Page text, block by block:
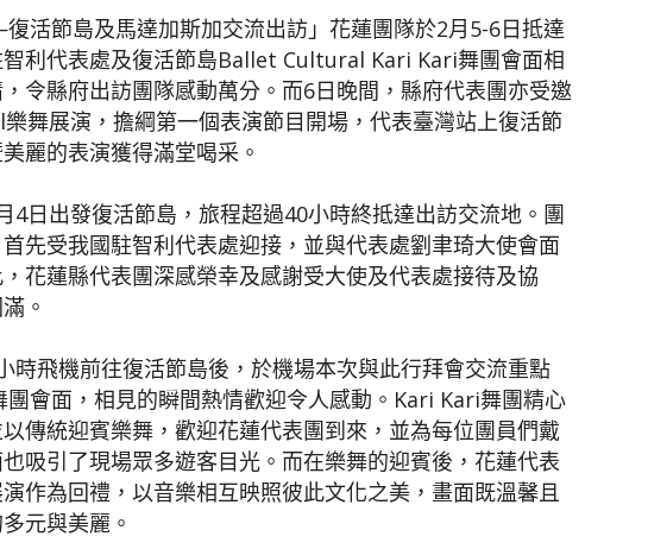
網
復活節島及馬達加斯加交流出訪」花蓮團隊於2月5-6日抵達
利代表處及復活節島Ballet Cultural Kari Kari舞團會面相
令縣府出訪團隊感動萬分。而6日晚間，縣府代表團亦受邀
舞展演，擔綱第一個表演節目開場，代表臺灣站上復活節
麗的表演獲得滿堂喝采。
4日出發復活節島，旅程超過40小時終抵達出訪交流地。團
先受我國駐智利代表處迎接，並與代表處劉聿琦大使會面
花蓮縣代表團深感榮幸及感謝受大使及代表處接待及協
。
時飛機前往復活節島後，於機場本次與此行拜會交流重點
會面，相見的瞬間熱情歡迎令人感動。Kari Kari舞團精心
傳統迎賓樂舞，歡迎花蓮代表團到來，並為每位團員們戴
吸引了現場眾多遊客目光。而在樂舞的迎賓後，花蓮代表
作為回禮，以音樂相互映照彼此文化之美，畫面既溫馨且
元與美麗。